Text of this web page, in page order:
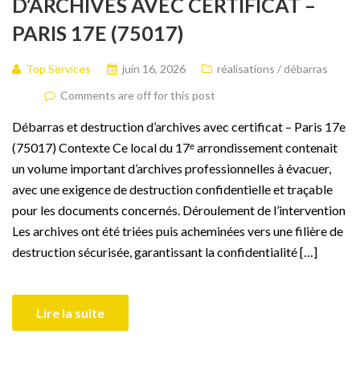
D’ARCHIVES AVEC CERTIFICAT –
PARIS 17E (75017)
Top Services juin 16, 2026
réalisations / débarras
Comments are off for this post
Débarras et destruction d’archives avec certificat – Paris 17e
(75017) Contexte Ce local du 17ᵉ arrondissement contenait
un volume important d’archives professionnelles à évacuer,
avec une exigence de destruction confidentielle et traçable
pour les documents concernés. Déroulement de l’intervention
Les archives ont été triées puis acheminées vers une filière de
destruction sécurisée, garantissant la confidentialité […]
Lire la suite